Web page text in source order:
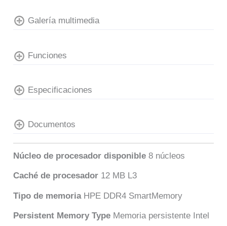
Galería multimedia
Funciones
Especificaciones
Documentos
Núcleo de procesador disponible8 núcleos
Caché de procesador 12 MB L3
Tipo de memoria HPE DDR4 SmartMemory
Persistent Memory Type Memoria persistente Intel